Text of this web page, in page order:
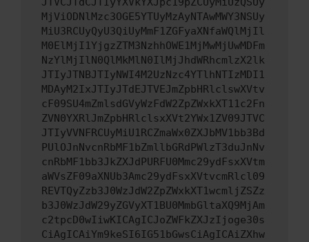
MjViODNlMzc3OGE5YTUyMzAyNTAwMWY3NSUy
MiU3RCUyQyU3QiUyMmF1ZGFyaXNfaWQlMjIl
M0ElMjI1YjgzZTM3NzhhOWE1MjMwMjUwMDFm
NzYlMjIlN0QlMkMlN0IlMjJhdWRhcmlzX2lk
JTIyJTNBJTIyNWI4M2UzNzc4YTlhNTIzMDI1
MDAyM2IxJTIyJTdEJTVEJmZpbHRlclswXVtv
cF09SU4mZmlsdGVyWzFdW2ZpZWxkXT11c2Fn
ZVN0YXRlJmZpbHRlclsxXVt2YWx1ZV09JTVC
JTIyVVNFRCUyMiU1RCZmaWx0ZXJbMV1bb3Bd
PUlOJnNvcnRbMF1bZmllbGRdPWlzT3duJnNv
cnRbMF1bb3JkZXJdPURFU0Mmc29ydFsxXVtm
aWVsZF09aXNUb3Amc29ydFsxXVtvcmRlcl09
REVTQyZzb3J0WzJdW2ZpZWxkXT1wcmljZSZz
b3J0WzJdW29yZGVyXT1BU0MmbGltaXQ9MjAm
c2tpcD0wIiwKICAgICJoZWFkZXJzIjoge30s
CiAgICAiYm9keSI6IG51bGwsCiAgICAiZXhw